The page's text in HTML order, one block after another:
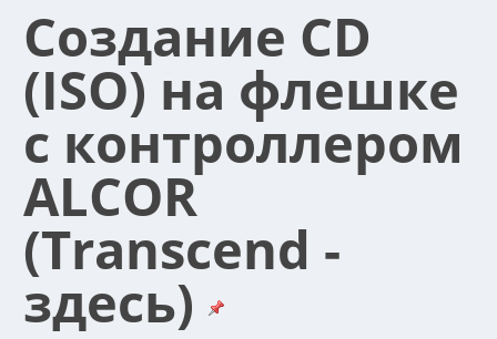
Создание CD
(ISO) на флешке
с контроллером
ALCOR
(Transcend -
здесь)